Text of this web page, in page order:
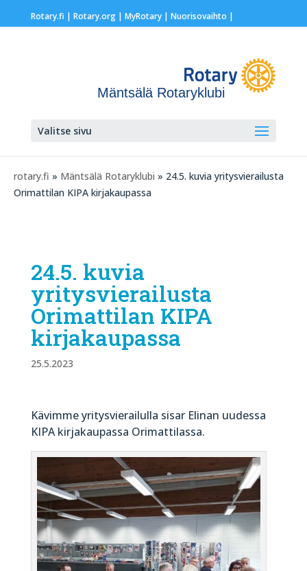
Rotary.fi | Rotary.org| MyRotary | Nuorisovaihto |
Mäntsälä Rotaryklubi
Valitse sivu
rotary.fi » Mäntsälä Rotaryklubi » 24.5. kuvia yritysvierailusta
Orimattilan KIPA kirjakaupassa
24.5. kuvia
yritysvierailusta
Orimattilan KIPA
kirjakaupassa
25.5.2023
Kävimme yritysvierailulla sisar Elinan uudessa
KIPA kirjakaupassa Orimattilassa.